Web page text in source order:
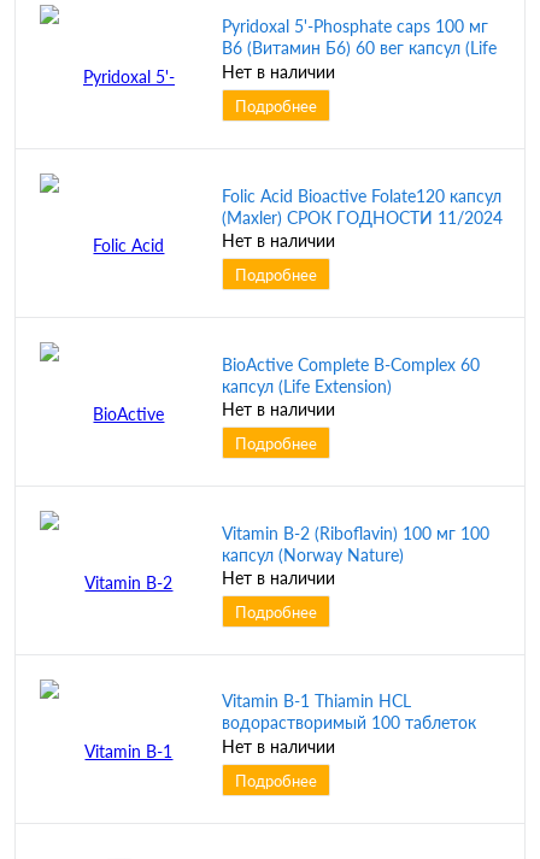
Pyridoxal 5'-Phosphate caps 100 мг
B6 (Витамин Б6) 60 вег капсул (Life
Extension)
Нет в наличии
Подробнее
Folic Acid Bioactive Folate120 капсул
(Maxler) СРОК ГОДНОСТИ 11/2024
Нет в наличии
Подробнее
BioActive Complete B-Complex 60
капсул (Life Extension)
Нет в наличии
Подробнее
Vitamin B-2 (Riboflavin) 100 мг 100
капсул (Norway Nature)
Нет в наличии
Подробнее
Vitamin B-1 Thiamin HCL
водорастворимый 100 таблеток
(Norway Nature)
Нет в наличии
Подробнее